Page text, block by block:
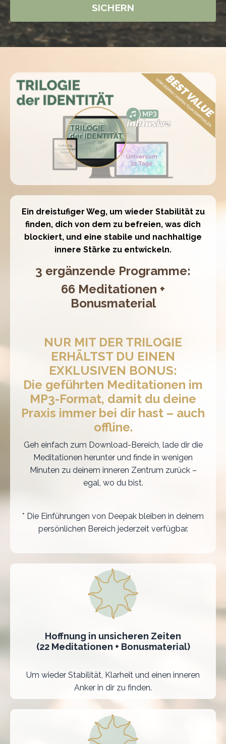
SICHERN
Ein dreistufiger Weg, um wieder Stabilität zu
finden, dich von dem zu befreien, was dich
blockiert, und eine stabile und nachhaltige
innere Stärke zu entwickeln.
3 ergänzende Programme:
66 Meditationen +
Bonusmaterial
NUR MIT DER TRILOGIE
ERHÄLTST DU EINEN
EXKLUSIVEN BONUS:
Die geführten Meditationen im
MP3-Format, damit du deine
Praxis immer bei dir hast – auch
offline.
Geh einfach zum Download-Bereich, lade dir die
Meditationen herunter und finde in wenigen
Minuten zu deinem inneren Zentrum zurück –
egal, wo du bist.
* Die Einführungen von Deepak bleiben in deinem
persönlichen Bereich jederzeit verfügbar.
Hoffnung in unsicheren Zeiten
(22 Meditationen + Bonusmaterial)
Um wieder Stabilität, Klarheit und einen inneren
Anker in dir zu finden.